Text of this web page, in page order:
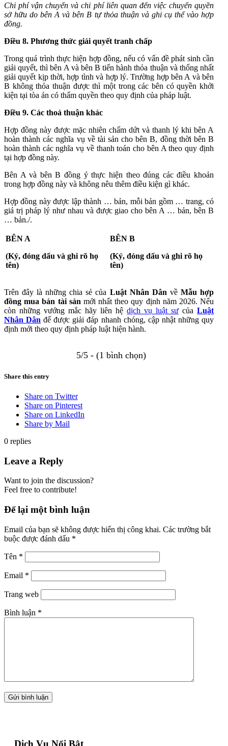
Chi phí vận chuyển và chi phí liên quan đến việc chuyển quyền
sở hữu do bên A và bên B tự thỏa thuận và ghi cụ thể vào hợp
đồng.
Điều 8. Phương thức giải quyết tranh chấp
Trong quá trình thực hiện hợp đồng, nếu có vấn đề phát sinh cần
giải quyết, thì bên A và bên B tiến hành thỏa thuận và thống nhất
giải quyết kịp thời, hợp tình và hợp lý. Trường hợp bên A và bên
B không thỏa thuận được thì một trong các bên có quyền khởi
kiện tại tòa án có thẩm quyền theo quy định của pháp luật.
Điều 9. Các thoả thuận khác
Hợp đồng này được mặc nhiên chấm dứt và thanh lý khi bên A
hoàn thành các nghĩa vụ về tài sản cho bên B, đồng thời bên B
hoàn thành các nghĩa vụ về thanh toán cho bên A theo quy định
tại hợp đồng này.
Bên A và bên B đồng ý thực hiện theo đúng các điều khoản
trong hợp đồng này và không nêu thêm điều kiện gì khác.
Hợp đồng này được lập thành … bản, mỗi bản gồm … trang, có
giá trị pháp lý như nhau và được giao cho bên A … bản, bên B
… bản./.
BÊN A
(Ký, đóng dấu và ghi rõ họ
tên)
BÊN B
(Ký, đóng dấu và ghi rõ họ
tên)
Trên đây là những chia sẻ của Luật Nhân Dân về Mẫu hợp
đồng mua bán tài sản mới nhất theo quy định năm 2026.Nếu
còn những vướng mắc hãy liên hệ dịch vụ luật sư của Luật
Nhân Dân để được giải đáp nhanh chóng, cập nhật những quy
định mới theo quy định pháp luật hiện hành.
5/5 - (1 bình chọn)
Share this entry
Share on Twitter
Share on Pinterest
Share on LinkedIn
Share by Mail
0 replies
Leave a Reply
Want to join the discussion?
Feel free to contribute!
Để lại một bình luận
Email của bạn sẽ không được hiển thị công khai. Các trường bắt
buộc được đánh dấu *
Tên *
Email *
Trang web
Bình luận *
Dịch Vụ Nổi Bật